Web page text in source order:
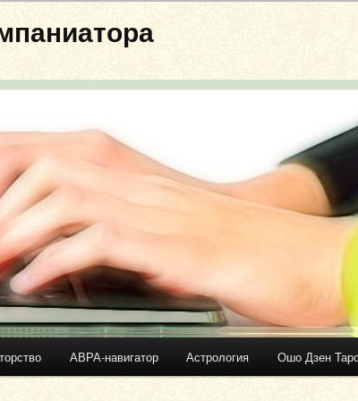
АВРА-навигатор Астрология Ошо Дзен